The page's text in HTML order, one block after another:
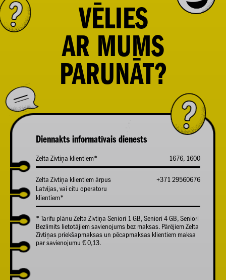
VĒLIES
AR MUMS
PARUNĀT?
Diennakts informatīvais dienests
Zelta Zivtiņa klientiem* 1676, 1600
Zelta Zivtiņa klientiem ārpus
Latvijas, vai citu operatoru
klientiem*
+371 29560676
* Tarifu plānu Zelta Zivtiņa Seniori 1 GB, Seniori 4 GB, Seniori
Bezlimits lietotājiem savienojums bez maksas. Pārējiem Zelta
Zivtiņas priekšapmaksas un pēcapmaksas klientiem maksa
par savienojumu € 0,13.